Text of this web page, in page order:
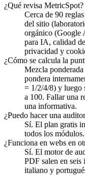
¿Qué revisa MetricSpot?
Cerca de 90
del sitio
orgánico (Google
para IA, calidad
privacidad y
¿Cómo se calcula la
Mezcla
pondera
= 1/2/4/8) y luego
a 100. Fallar una
una informativa.
¿Puedo hacer una
Sí. El plan gratis
todos los
¿Funciona en webs en
Sí. El motor de
PDF salen en seis
italiano y